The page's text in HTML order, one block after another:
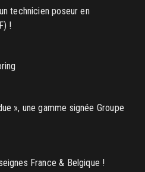
technicien poseur en
!
», une gamme signée Groupe
France & Belgique !